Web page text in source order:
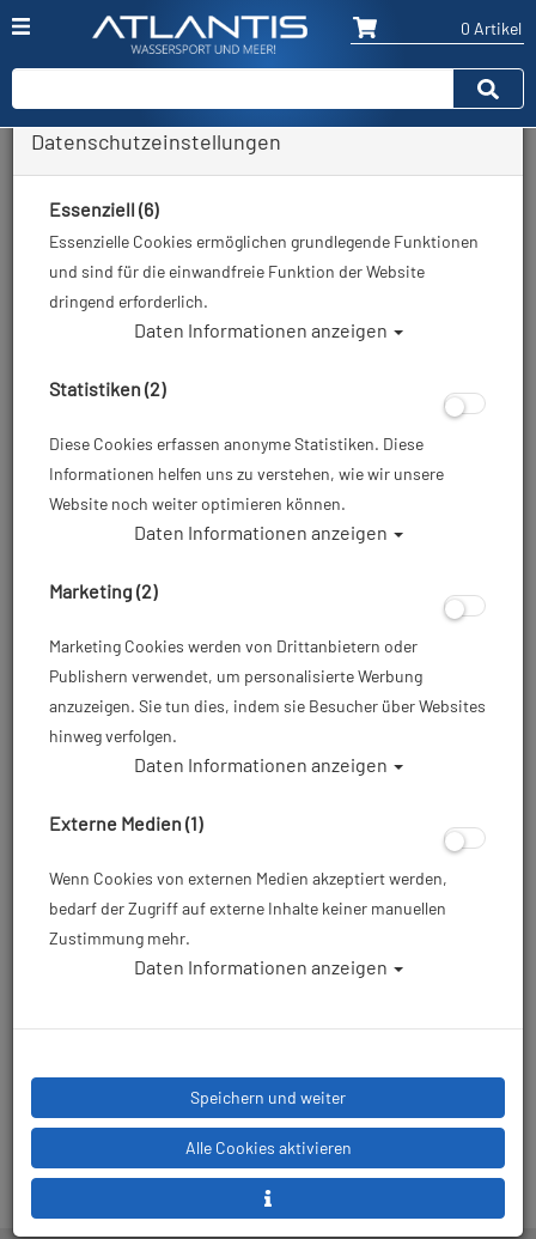
0 Artikel
Tauchausbildung
Sortierung :
Open Water Diver (OWD)
After Work Kurs
ab 459,00 €
Weekend Kurs
ab 689,00 €
Datenschutzeinstellungen
Essenziell (6)
Essenzielle Cookies ermöglichen grundlegende Funktionen
und sind für die einwandfreie Funktion der Website
dringend erforderlich.
Daten Informationen anzeigen
Statistiken (2)
Diese Cookies erfassen anonyme Statistiken. Diese
Informationen helfen uns zu verstehen, wie wir unsere
Website noch weiter optimieren können.
Daten Informationen anzeigen
Marketing (2)
Marketing Cookies werden von Drittanbietern oder
Publishern verwendet, um personalisierte Werbung
anzuzeigen. Sie tun dies, indem sie Besucher über Websites
hinweg verfolgen.
Daten Informationen anzeigen
Externe Medien (1)
Wenn Cookies von externen Medien akzeptiert werden,
bedarf der Zugriff auf externe Inhalte keiner manuellen
Zustimmung mehr.
Daten Informationen anzeigen
Speichern und weiter
Alle Cookies aktivieren